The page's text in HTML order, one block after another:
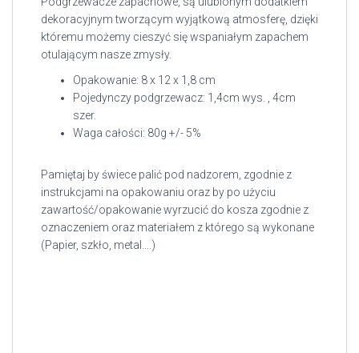
dekoracyjnym tworzącym wyjątkową atmosferę, dzięki
któremu możemy cieszyć się wspaniałym zapachem
otulającym nasze zmysły.
Opakowanie: 8 x 12 x 1,8 cm
Pojedynczy podgrzewacz: 1,4cm wys. , 4cm
szer.
Waga całości: 80g +/- 5%
Pamiętaj by świece palić pod nadzorem, zgodnie z
instrukcjami na opakowaniu oraz by po użyciu
zawartość/opakowanie wyrzucić do kosza zgodnie z
oznaczeniem oraz materiałem z którego są wykonane
(Papier, szkło, metal….)